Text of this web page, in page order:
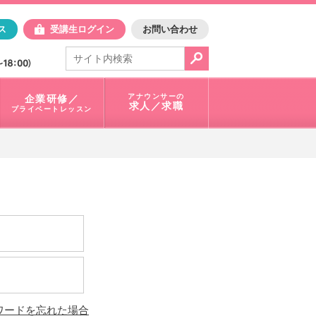
アスク
受講生ログイン お問い合わせ
電話で問合せ：
03-3401-1010
企業研修／
プライベートレッスン
アナウンサーの
求人／求職
ードを忘れた場合